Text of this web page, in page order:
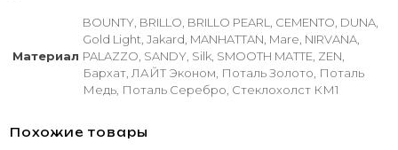
Материал
BOUNTY, BRILLO, BRILLO PEARL, CEMENTO, DUNA,
Gold Light, Jakard, MANHATTAN, Mare, NIRVANA,
PALAZZO, SANDY, Silk, SMOOTH MATTE, ZEN,
Бархат, ЛАЙТ Эконом, Поталь Золото, Поталь
Медь, Поталь Серебро, Стеклохолст КМ1
Похожие товары